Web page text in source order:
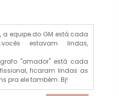
a equipe do GM está cada
estavam lindas,
"amador" está cada
ficaram lindas as
pra ele também. Bj!